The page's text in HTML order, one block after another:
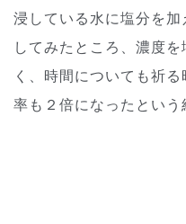
浸している水に塩分を
してみたところ、濃度
く、時間についても祈
率も２倍になったという